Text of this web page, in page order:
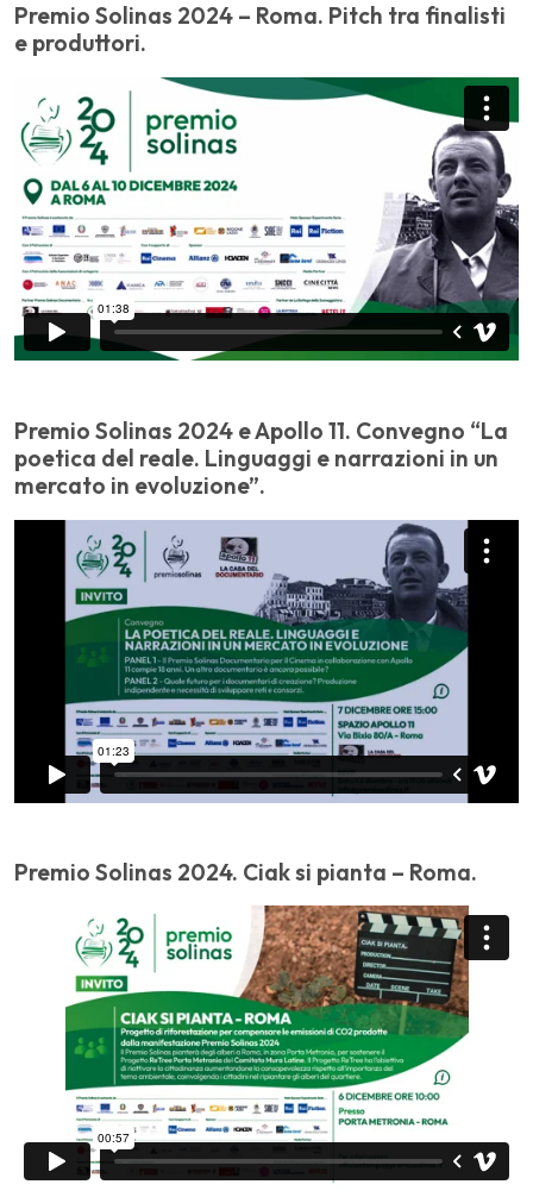
Premio Solinas 2024 – Roma. Pitch tra finalisti
e produttori.
Premio Solinas 2024 e Apollo 11. Convegno “La
poetica del reale. Linguaggi e narrazioni in un
mercato in evoluzione”.
Premio Solinas 2024. Ciak si pianta – Roma.